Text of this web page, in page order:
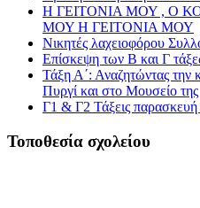
Η ΓΕΙΤΟΝΙΑ ΜΟΥ , Ο
ΜΟΥ Η ΓΕΙΤΟΝΙΑ ΜΟΥ
Νικητές λαχειοφόρου
Επίσκεψη των Β και Γ
Τάξη Α΄: Αναζητώντας την
Πυργί και στο Μουσείο της
Γ1 & Γ2 Τάξεις
Τοποθεσία σχολείου